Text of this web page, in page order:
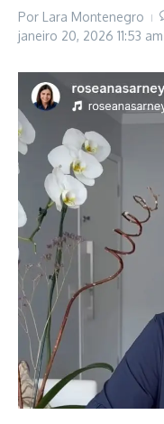
Por Lara Montenegro
janeiro 20, 2026 11:53 am